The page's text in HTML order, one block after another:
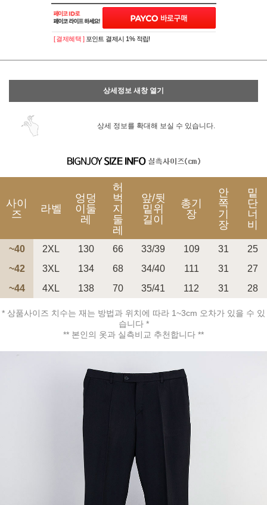
이벤트페이포인트 적립 혜택 2배 UP!
PAYCO 바로구매
[ 결제혜택 ] 포인트 결제시 1% 적립!
상세정보 새창 열기
상세 정보를 확대해 보실 수 있습니다.
사이
즈
라벨
엉덩
이둘
레
허
벅
지
둘
레
앞/뒷
밑위
길이
총기
장
안
쪽
기
장
밑
단
너
비
~40 2XL 130 66 33/39 109 31
25
~42
3XL 134 68 34/40 111 31
27
~44
4XL 138 70 35/41 112 31 28
* 상품사이즈 치수는 재는 방법과 위치에 따라 1~3cm 오차가 있을 수 있
습니다 *
** 본인의 옷과 실측비교 추천합니다 **